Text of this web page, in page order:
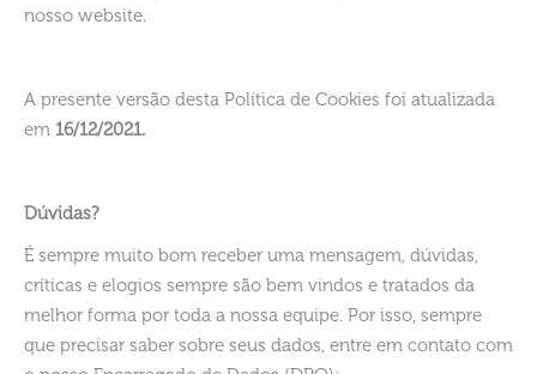
nosso website.
A presente versão desta Política de Cookies foi atualizada
em 16/12/2021.
Dúvidas?
É sempre muito bom receber uma mensagem, dúvidas,
críticas e elogios sempre são bem vindos e tratados da
melhor forma por toda a nossa equipe. Por isso, sempre
que precisar saber sobre seus dados, entre em contato com